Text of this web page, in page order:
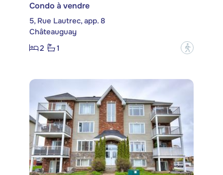
Condo à vendre
5, Rue Lautrec, app. 8
Châteauguay
2
1 ?